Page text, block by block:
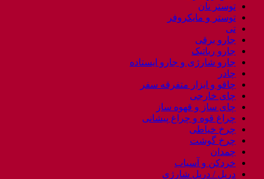
توستر نان
توستر و مایکروفر
تی
جارو برقی
جارو رباتیک
جارو شارژی و جارو ایستاده
چادر
چاقو و ابزار متفرقه سفر
چای خارجی
چای ساز و قهوه ساز
چراغ قوه و چراغ پیشانی
چرخ خیاطی
چرخ گوشت
چمدان
خردکن و آسیاب
دریل / دریل شارژی